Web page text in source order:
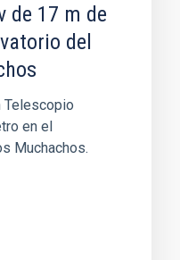
de 17 m de
del
Telescopio
en el
Muchachos.